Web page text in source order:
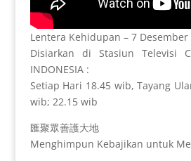
Lentera Kehidupan – 7 Desember
Disiarkan di Stasiun Televisi
INDONESIA :
Setiap Hari 18.45 wib, Tayang
wib; 22.15 wib
匯聚眾善護大地
Menghimpun Kebajikan untuk